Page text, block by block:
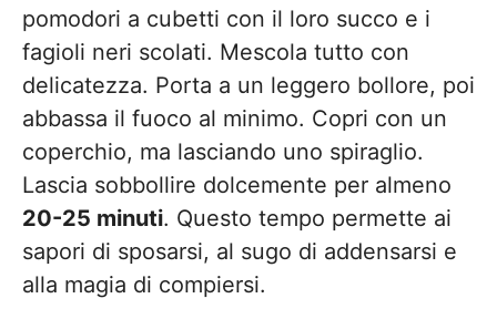
pomodori a cubetti con il loro succo e i
fagioli neri scolati. Mescola tutto con
delicatezza. Porta a un leggero bollore, poi
abbassa il fuoco al minimo. Copri con un
coperchio, ma lasciando uno spiraglio.
Lascia sobbollire dolcemente per almeno
20-25 minuti. Questo tempo permette ai
sapori di sposarsi, al sugo di addensarsi e
alla magia di compiersi.